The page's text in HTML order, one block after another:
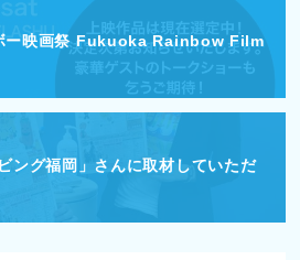
ー映画祭 Fukuoka Rainbow Film
ング福岡」さんに取材していただ